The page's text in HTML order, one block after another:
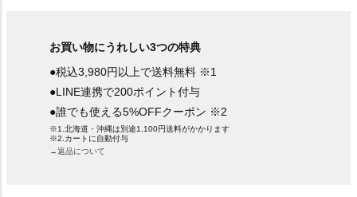
お買い物にうれしい3つの特典
●税込3,980円以上で送料無料 ※1
●LINE連携で200ポイント付与
●誰でも使える5%OFFクーポン ※2
※1.北海道・沖縄は別途1,100円送料がかかります
※2.カートに自動付与
→返品について